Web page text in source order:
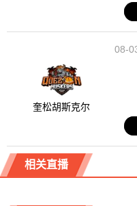
08-
奎松胡斯克尔
相关直播